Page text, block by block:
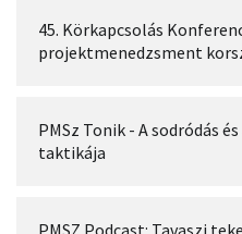
45. Körkapcsolás
projektmenedzsment
PMSz Tonik - A sodródás
taktikája